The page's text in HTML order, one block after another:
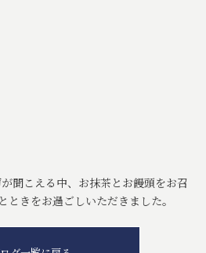
聞こえる中、お抹茶とお饅頭をお召
ときをお過ごしいただきました。